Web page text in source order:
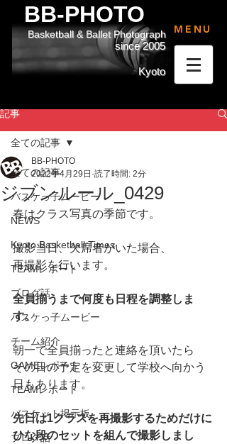
BB-PHOTO
since 2005
Basketball & Ballet Photograph
Kyoto
MENU
記事
全ての記事
バスケっ子ムービー
NEWS
Kyoto Basketball Times
TEAMレポート
ブログ話
バスケっ子ムービー
チーム紹介
GAMEレポート
TEAMレポート
バスケット掲示板
ブログ話
全ての記事
ジブンルール_0429
BB-PHOTO
2022年4月29日 読了時間: 2分
春はクラス写真の季節です。
撮影当日、欠席者がいた場合、
再撮影を行います。
全員揃うまで何度も日程を調整しま
す。
朝一で全員揃ったと連絡を頂いたら
その日の予定を変更して学校へ向かう
日もあります。
先日は1クラスを再撮影するためだけに
ひな段のセットを組んで撮影しまし